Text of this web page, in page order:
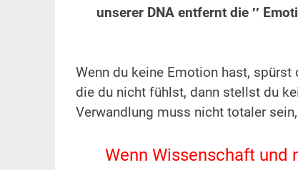
unserer DNA entfernt die ′′
Wenn du keine Emotion hast,
die du nicht fühlst, dann stellst du
Verwandlung muss nicht totaler
Wenn Wissenschaft und